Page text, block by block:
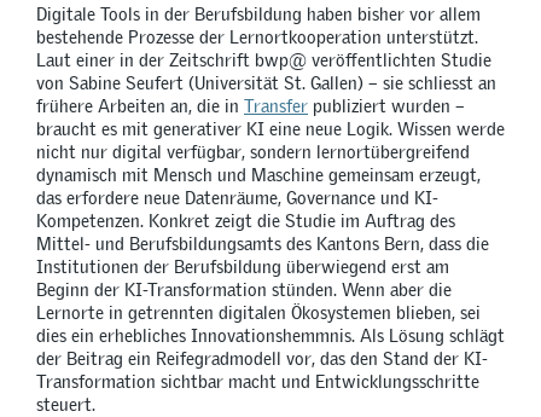
Digitale Tools in der Berufsbildung haben bisher vor allem
bestehende Prozesse der Lernortkooperation unterstützt.
Laut einer in der Zeitschrift bwp@ veröffentlichten Studie
von Sabine Seufert (Universität St. Gallen) – sie schliesst an
frühere Arbeiten an, die in Transfer publiziert wurden –
braucht es mit generativer KI eine neue Logik. Wissen werde
nicht nur digital verfügbar, sondern lernortübergreifend
dynamisch mit Mensch und Maschine gemeinsam erzeugt,
das erfordere neue Datenräume, Governance und KI-
Kompetenzen. Konkret zeigt die Studie im Auftrag des
Mittel- und Berufsbildungsamts des Kantons Bern, dass die
Institutionen der Berufsbildung überwiegend erst am
Beginn der KI-Transformation stünden. Wenn aber die
Lernorte in getrennten digitalen Ökosystemen blieben, sei
dies ein erhebliches Innovationshemmnis. Als Lösung schlägt
der Beitrag ein Reifegradmodell vor, das den Stand der KI-
Transformation sichtbar macht und Entwicklungsschritte
steuert.